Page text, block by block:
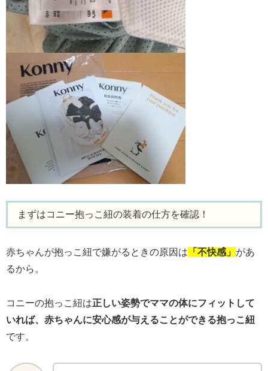
まずはコニー抱っこ紐の装着の仕方を確認！
赤ちゃんが抱っこ紐で嫌がるときの原因は 「不快感」 があ
るから。
コニーの抱っこ紐は正しい姿勢でママの体にフィットして
いれば、赤ちゃんに安心感が与えることができる抱っこ紐
です。